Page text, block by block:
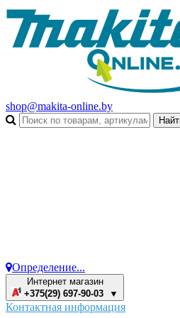
shop@makita-online.by
Определение...
Интернет магазин
+375(29) 697-90-03 ▼
Контактная информация